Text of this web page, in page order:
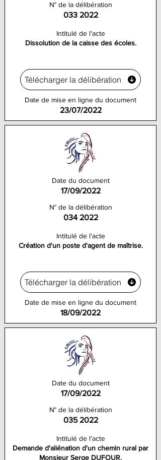
N° de la délibération
033 2022
Intitulé de l'acte
Dissolution de la caisse des écoles.
Télécharger la délibération
Date de mise en ligne du document
23/07/2022
Date du document
17/09/2022
N° de la délibération
034 2022
Intitulé de l'acte
Création d'un poste d'agent de maîtrise.
Télécharger la délibération
Date de mise en ligne du document
18/09/2022
Date du document
17/09/2022
N° de la délibération
035 2022
Intitulé de l'acte
Demande d'aliénation d'un chemin rural par
Monsieur Serge DUFOUR.